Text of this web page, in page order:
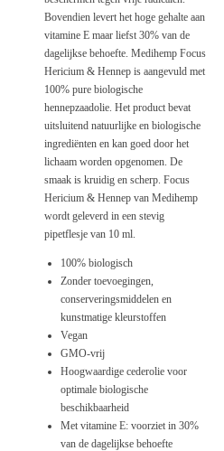
Bovendien levert het hoge gehalte aan
vitamine E maar liefst 30% van de
dagelijkse behoefte. Medihemp Focus
Hericium & Hennep is aangevuld met
100% pure biologische
hennepzaadolie. Het product bevat
uitsluitend natuurlijke en biologische
ingrediënten en kan goed door het
lichaam worden opgenomen. De
smaak is kruidig ​​en scherp. Focus
Hericium & Hennep van Medihemp
wordt geleverd in een stevig
pipetflesje van 10 ml.
100% biologisch
Zonder toevoegingen,
conserveringsmiddelen en
kunstmatige kleurstoffen
Vegan
GMO-vrij
Hoogwaardige cederolie voor
optimale biologische
beschikbaarheid
Met vitamine E: voorziet in 30%
van de dagelijkse behoefte